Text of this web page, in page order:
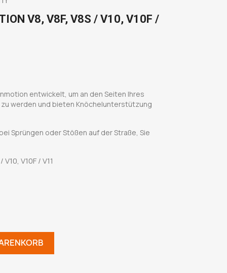
V8, V8F, V8S / V10, V10F /
entwickelt, um an den Seiten Ihres
werden und bieten Knöchelunterstützung
Sprüngen oder Stößen auf der Straße, Sie
V10F / V11